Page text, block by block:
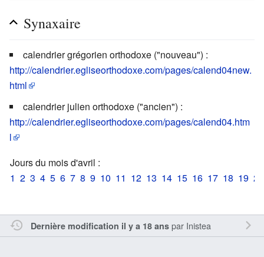
Synaxaire
calendrier grégorien orthodoxe ("nouveau") :
http://calendrier.egliseorthodoxe.com/pages/calend04new.
html
calendrier julien orthodoxe ("ancien") :
http://calendrier.egliseorthodoxe.com/pages/calend04.htm
l
Jours du mois d'avril :
1 2 3 4 5 6 7 8 9 10 11 12 13 14 15 16 17 18 19 20
Dernière modification il y a 18 anspar Inistea